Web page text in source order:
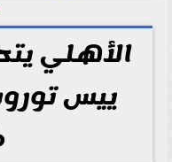
الأهلي
ييس